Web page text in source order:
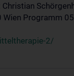
Wien Programm
2/